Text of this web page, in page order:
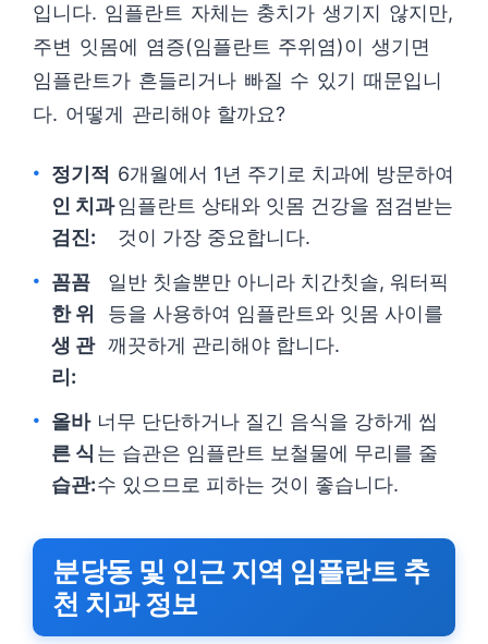
입니다. 임플란트 자체는 충치가 생기지 않지만,
주변 잇몸에 염증(임플란트 주위염)이 생기면
임플란트가 흔들리거나 빠질 수 있기 때문입니
다. 어떻게 관리해야 할까요?
정기적
인 치과
검진:
6개월에서 1년 주기로 치과에 방문하여
임플란트 상태와 잇몸 건강을 점검받는
것이 가장 중요합니다.
꼼꼼
한 위
생 관
리:
일반 칫솔뿐만 아니라 치간칫솔, 워터픽
등을 사용하여 임플란트와 잇몸 사이를
깨끗하게 관리해야 합니다.
올바
른 식
습관:
너무 단단하거나 질긴 음식을 강하게 씹
는 습관은 임플란트 보철물에 무리를 줄
수 있으므로 피하는 것이 좋습니다.
분당동 및 인근 지역 임플란트 추
천 치과 정보